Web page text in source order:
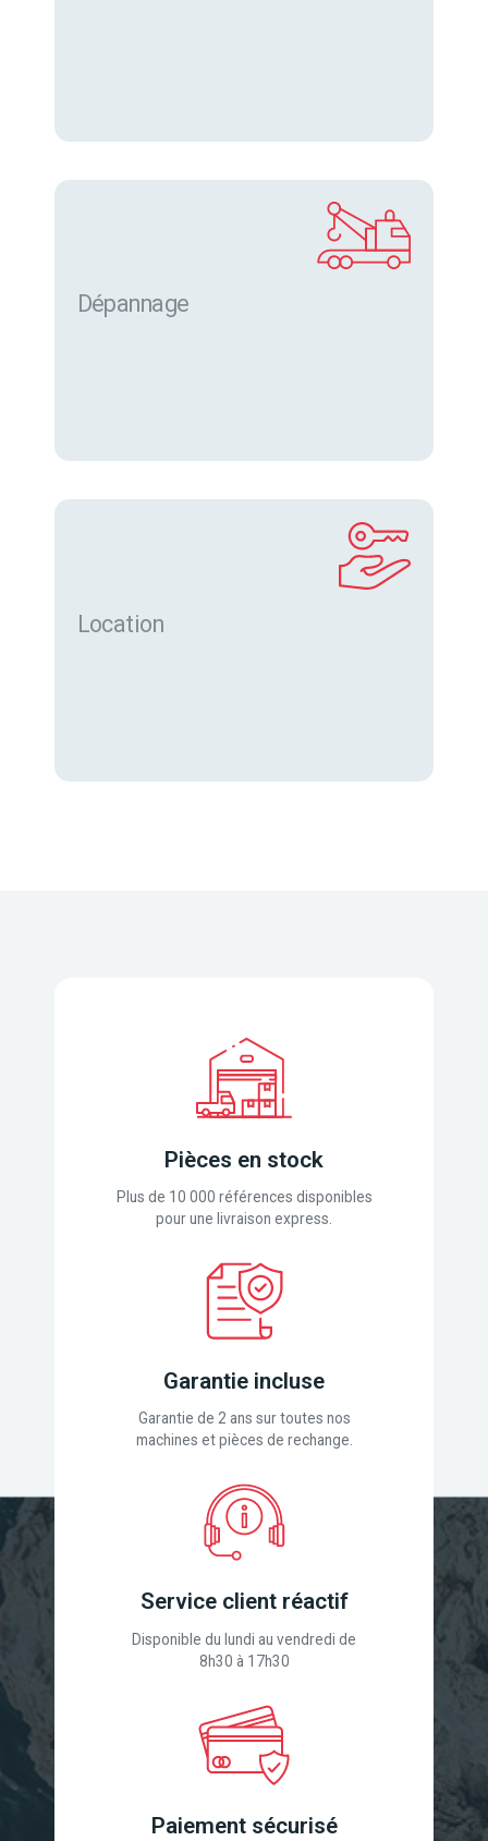
Dépannage
Location
Pièces en stock
Plus de 10 000 références disponibles
pour une livraison express.
Garantie incluse
Garantie de 2 ans sur toutes nos
machines et pièces de rechange.
Service client réactif
Disponible du lundi au vendredi de
8h30 à 17h30
Paiement sécurisé